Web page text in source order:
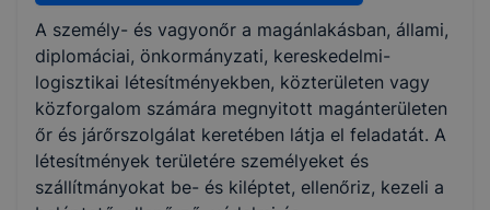
Minimum óraszám
200 óra
Maximum óraszám
250 óra
A személy- és vagyonőr a magánlakásban, állami,
diplomáciai, önkormányzati, kereskedelmi-
logisztikai létesítményekben, közterületen vagy
közforgalom számára megnyitott magánterületen
őr és járőrszolgálat keretében látja el feladatát. A
létesítmények területére személyeket és
szállítmányokat be- és kiléptet, ellenőriz, kezeli a